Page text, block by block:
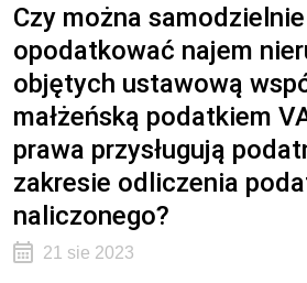
Czy można samodzielnie
opodatkować najem
objętych ustawową
małżeńską podatkiem
prawa przysługują
zakresie odliczenia
naliczonego?
21 sie 2023